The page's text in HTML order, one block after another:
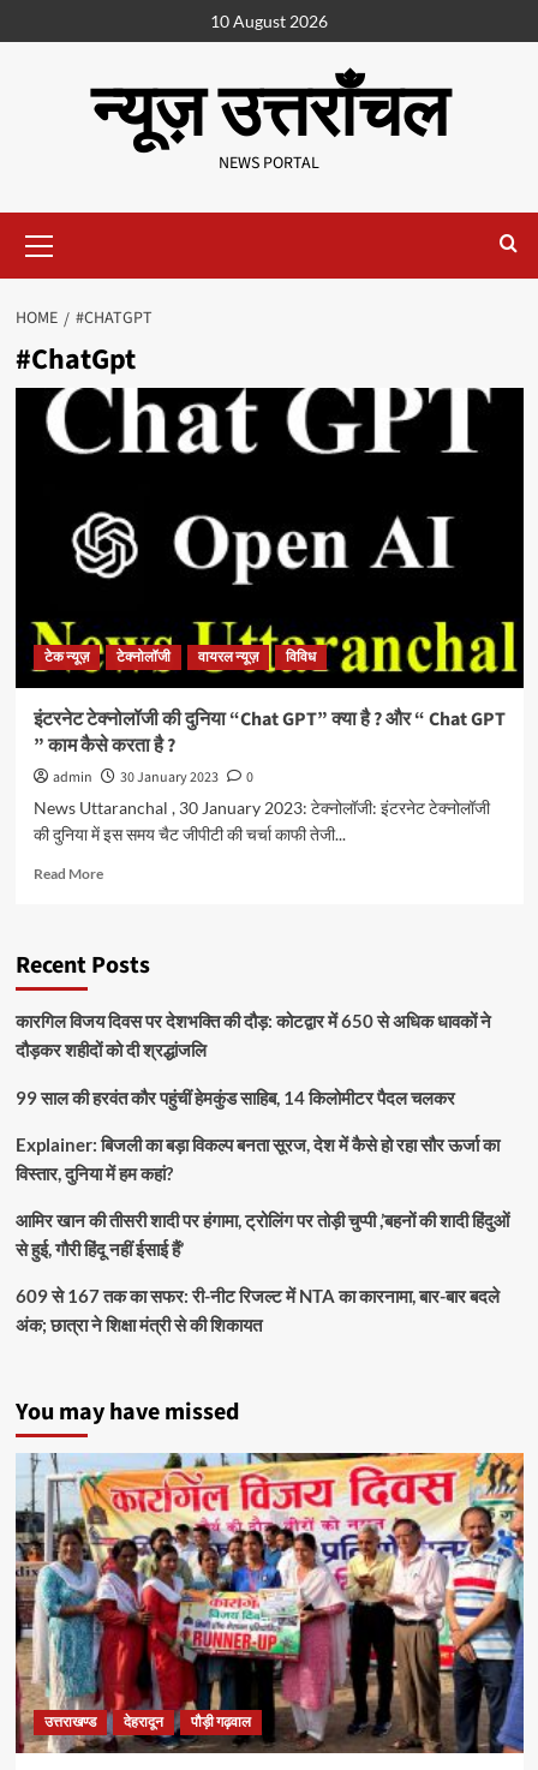
10 August 2026
न्यूज़ उत्तराँचल
NEWS PORTAL
HOME #CHATGPT
#ChatGpt
टेक न्यूज़ टेक्नोलॉजी वायरल न्यूज़ विविध
इंटरनेट टेक्नोलॉजी की दुनिया “Chat GPT” क्या है ? और “ Chat GPT
” काम कैसे करता है ?
admin 30 January 2023
0
News Uttaranchal , 30 January 2023: टेक्नोलॉजी: इंटरनेट टेक्नोलॉजी
की दुनिया में इस समय चैट जीपीटी की चर्चा काफी तेजी...
Read More
Recent Posts
कारगिल विजय दिवस पर देशभक्ति की दौड़: कोटद्वार में 650 से अधिक धावकों ने
दौड़कर शहीदों को दी श्रद्धांजलि
99 साल की हरवंत कौर पहुंचीं हेमकुंड साहिब, 14 किलोमीटर पैदल चलकर
Explainer: बिजली का बड़ा विकल्प बनता सूरज, देश में कैसे हो रहा सौर ऊर्जा का
विस्तार, दुनिया में हम कहां?
आमिर खान की तीसरी शादी पर हंगामा, ट्रोलिंग पर तोड़ी चुप्पी ,’बहनों की शादी हिंदुओं
से हुई, गौरी हिंदू नहीं ईसाई हैं’
609 से 167 तक का सफर: री-नीट रिजल्ट में NTA का कारनामा, बार-बार बदले
अंक; छात्रा ने शिक्षा मंत्री से की शिकायत
You may have missed
उत्तराखण्ड देहरादून पौड़ी गढ़वाल